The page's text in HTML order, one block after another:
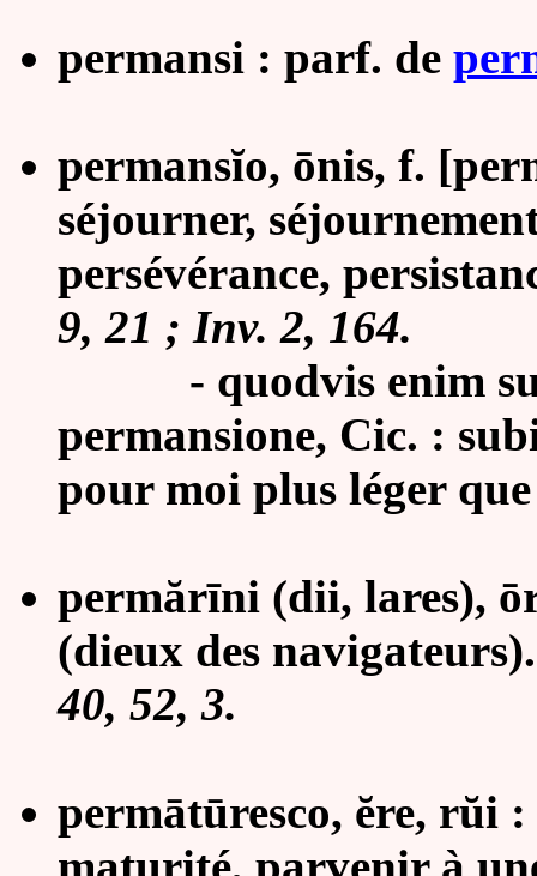
permansi : parf. de
permansĭo, ōnis, f.
séjourner,
persévérance,
9, 21 ; Inv. 2, 164.
- quodvis enim
permansione, Cic. :
pour moi plus léger
permărīni (dii, lares),
(dieux des navigateurs).
40, 52, 3.
permātūresco, ĕre, rŭi